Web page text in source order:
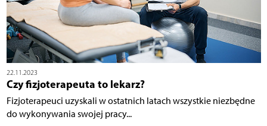
22.11.2023
Czy fizjoterapeuta to lekarz?
Fizjoterapeuci uzyskali w ostatnich latach wszystkie niezbędne
do wykonywania swojej pracy...